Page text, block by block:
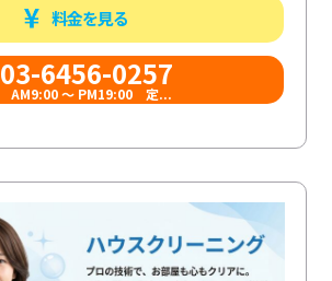
料金を見る
03-6456-0257
AM9:00 ～ PM19:00 定...